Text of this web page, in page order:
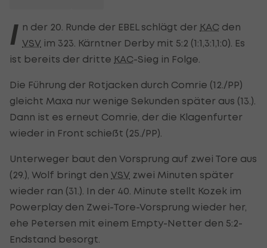
I n der 20. Runde der EBEL schlägt der KAC den
VSV im 323. Kärntner Derby mit 5:2 (1:1,3:1,1:0). Es
ist bereits der dritte KAC-Sieg in Folge.
Die Führung der Rotjacken durch Comrie (12./PP)
gleicht Maxa nur wenige Sekunden später aus (13.).
Dann ist es erneut Comrie, der die Klagenfurter
wieder in Front schießt (25./PP).
Unterweger baut den Vorsprung auf zwei Tore aus
(29.), Wolf bringt den VSV zwei Minuten später
wieder ran (31.). In der 40. Minute stellt Kozek im
Powerplay den Zwei-Tore-Vorsprung wieder her,
ehe Petersen mit einem Empty-Netter den 5:2-
Endstand besorgt.